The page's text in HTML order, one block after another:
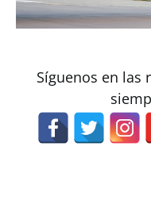
Síguenos en las